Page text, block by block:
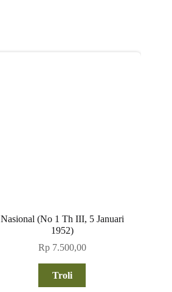
Nasional (No 1 Th III, 5 Januari
1952)
Rp7.500,00
Troli